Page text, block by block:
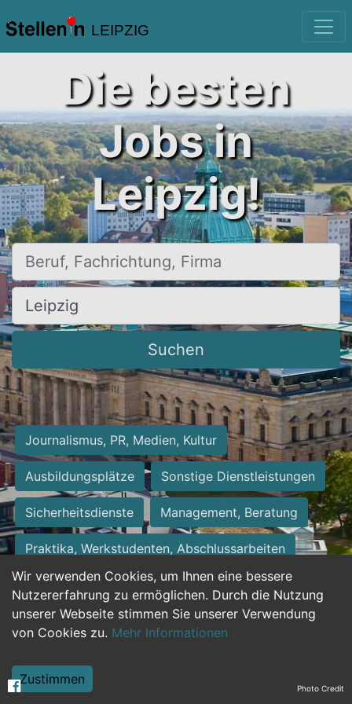
LEIPZIG
Wir verwenden Cookies, um Ihnen eine bessere
Nutzererfahrung zu ermöglichen. Durch die Nutzung
unserer Webseite stimmen Sie unserer Verwendung
von Cookies zu. Mehr Informationen
Zustimmen
Die besten
Jobs in
Leipzig!
Beruf, Fachrichtung, Firma
Ort, Stadt
Suchen
Journalismus, PR, Medien, Kultur
Ausbildungsplätze Sonstige Dienstleistungen
Sicherheitsdienste Management, Beratung
Praktika, Werkstudenten, Abschlussarbeiten
Personalwesen Assistenz, Sekretariat
Hilfskräfte, Aushilfs- und Nebenjobs
Weiterbildung, Studium, duale Ausbildung Photo Credit